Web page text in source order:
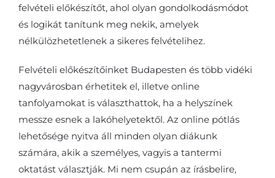
felvételi előkészítőt, ahol olyan gondolkodásmódot
és logikát tanítunk meg nekik, amelyek
nélkülözhetetlenek a sikeres felvételihez.
Felvételi előkészítőinket Budapesten és több vidéki
nagyvárosban érhetitek el, illetve online
tanfolyamokat is választhattok, ha a helyszínek
messze esnek a lakóhelyetektől. Az online pótlás
lehetősége nyitva áll minden olyan diákunk
számára, akik a személyes, vagyis a tantermi
oktatást választják. Mi nem csupán az írásbelire,